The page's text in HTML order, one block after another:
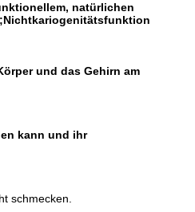
natürlichen
und das Gehirn am
kann und ihr
schmecken.